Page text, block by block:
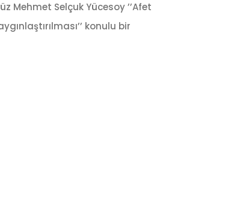
Mehmet Selçuk Yücesoy ’’Afet
konulu bir